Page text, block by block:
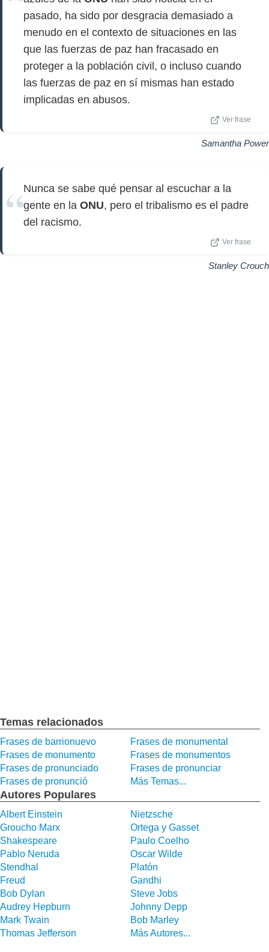
pasado, ha sido por desgracia demasiado a
menudo en el contexto de situaciones en las
que las fuerzas de paz han fracasado en
proteger a la población civil, o incluso cuando
las fuerzas de paz en sí mismas han estado
implicadas en abusos.
Ver frase
Samantha Power
Nunca se sabe qué pensar al escuchar a la
gente en la ONU, pero el tribalismo es el padre
del racismo.
Ver frase
Stanley Crouch
Temas relacionados
Frases de barrionuevo
Frases de monumental
Frases de monumento
Frases de monumentos
Frases de pronunciado
Frases de pronunciar
Frases de pronunció
Más Temas...
Autores Populares
Albert Einstein
Nietzsche
Groucho Marx
Ortega y Gasset
Shakespeare
Paulo Coelho
Pablo Neruda
Oscar Wilde
Stendhal
Platón
Freud
Gandhi
Bob Dylan
Steve Jobs
Audrey Hepburn
Johnny Depp
Mark Twain
Bob Marley
Thomas Jefferson
Más Autores...